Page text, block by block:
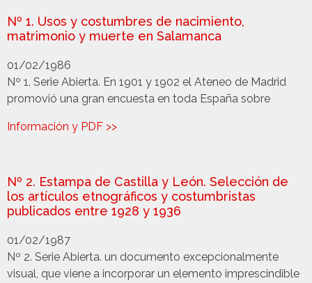
Nº 1. Usos y costumbres de nacimiento,
matrimonio y muerte en Salamanca
01/02/1986
Nº 1. Serie Abierta. En 1901 y 1902 el Ateneo de Madrid
promovió una gran encuesta en toda España sobre
Información y PDF >>
Nº 2. Estampa de Castilla y León. Selección de
los artículos etnográficos y costumbristas
publicados entre 1928 y 1936
01/02/1987
Nº 2. Serie Abierta. un documento excepcionalmente
visual, que viene a incorporar un elemento imprescindible